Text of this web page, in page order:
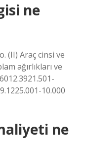
ne
(II) Araç cinsi ve
ağırlıkları ve
10.000
ne